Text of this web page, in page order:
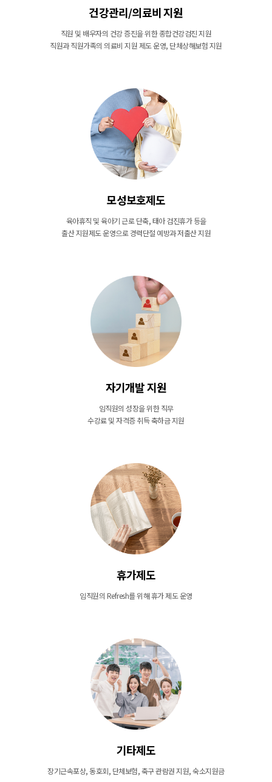
건강관리/의료비 지원
직원 및 배우자의 건강 증진을 위한 종합건강검진 지원
직원과 직원가족의 의료비 지원 제도 운영, 단체상해보험 지원
모성보호제도
육아휴직 및 육아기 근로 단축, 태아 검진휴가 등을
출산 지원제도 운영으로 경력단절 예방과 저출산 지원
자기개발 지원
임직원의 성장을 위한 직무
수강료 및 자격증 취득 축하금 지원
휴가제도
임직원의 Refresh를 위해 휴가 제도 운영
기타제도
장기근속포상, 동호회, 단체보험, 축구 관람권 지원, 숙소지원금